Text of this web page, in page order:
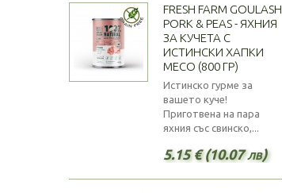
FRESH FARM GOULASH
PORK & PEAS - ЯХНИЯ
ЗА КУЧЕТА С
ИСТИНСКИ ХАПКИ
МЕСО (800 ГР)
Истинско гурме за
вашето куче!
Приготвена на пара
яхния със свинско,...
5.15 € (10.07 лв)